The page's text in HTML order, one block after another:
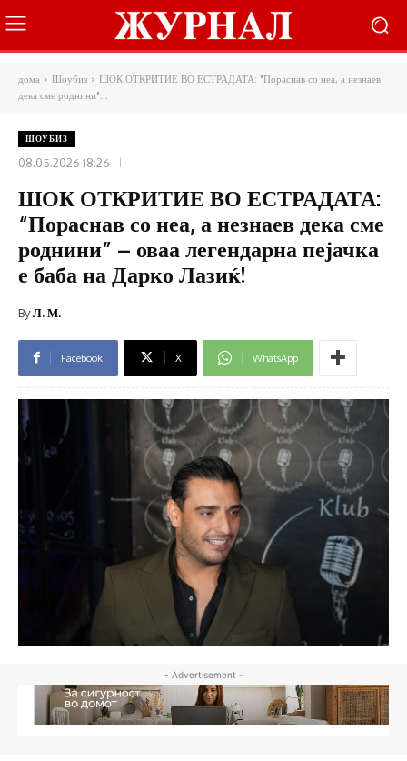
дома Шоубиз
ШОК ОТКРИТИЕ ВО ЕСТРАДАТА: "Пораснав со неа, а незнаев
дека сме роднини"...
ШОУБИЗ
08.05.2026 18:26
ШОК ОТКРИТИЕ ВО ЕСТРАДАТА:
“Пораснав со неа, а незнаев дека сме
роднини” – оваа легендарна пејачка
е баба на Дарко Лазиќ!
ByЛ. М.
Facebook X WhatsApp
- Advertisement -